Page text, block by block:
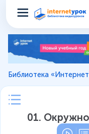
Библиотека
01.